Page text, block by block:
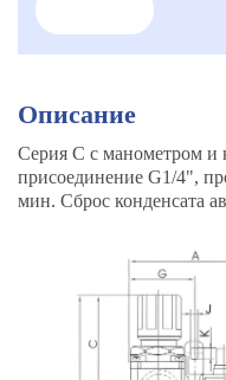
Описание
Cерия С c манометром и
присоединение G1/4",
мин. Сброс конденсата